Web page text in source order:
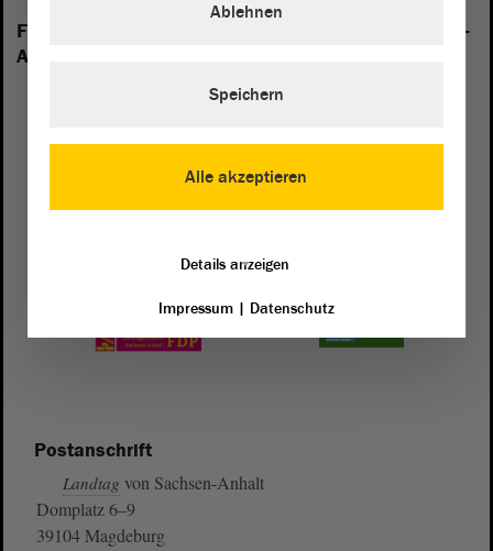
Folgende Fraktionen sind im Landtag von Sachsen-
Anhalt vertreten:
Postanschrift
Landtag von Sachsen-Anhalt
Domplatz 6–9
39104 Magdeburg
Alle akzeptieren
Ablehnen
Speichern
Details anzeigen
Impressum| Datenschutz